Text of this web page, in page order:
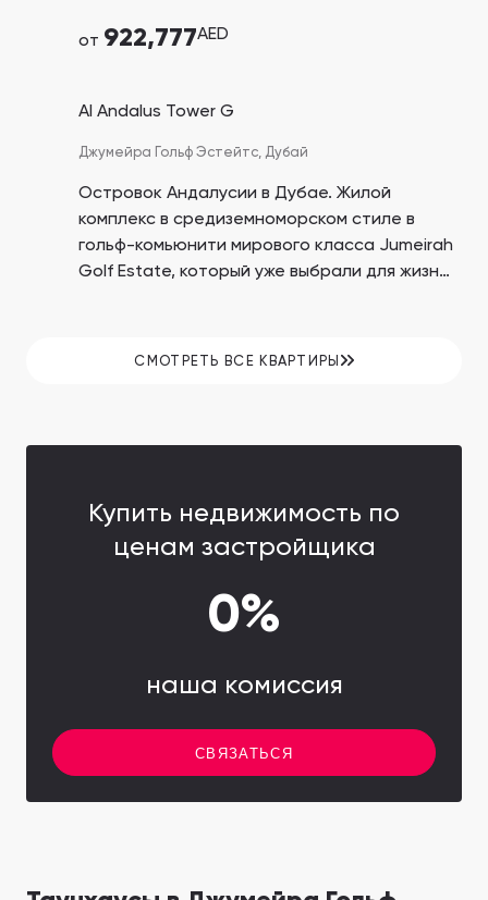
от 922,777AED
Al Andalus Tower G
Джумейра Гольф Эстейтс, Дубай
Островок Андалусии в Дубае. Жилой
комплекс в средиземноморском стиле в
гольф-комьюнити мирового класса Jumeirah
Golf Estate, который уже выбрали для жизни
СМОТРЕТЬ ВСЕ КВАРТИРЫ
Купить недвижимость по
ценам застройщика
0%
наша комиссия
СВЯЗАТЬСЯ